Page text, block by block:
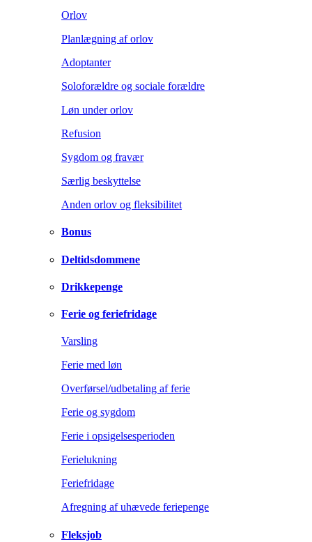
Orlov
Planlægning af orlov
Adoptanter
Soloforældre og sociale forældre
Løn under orlov
Refusion
Sygdom og fravær
Særlig beskyttelse
Anden orlov og fleksibilitet
Bonus
Deltidsdommene
Drikkepenge
Ferie og feriefridage
Varsling
Ferie med løn
Overførsel/udbetaling af ferie
Ferie og sygdom
Ferie i opsigelsesperioden
Ferielukning
Feriefridage
Afregning af uhævede feriepenge
Fleksjob